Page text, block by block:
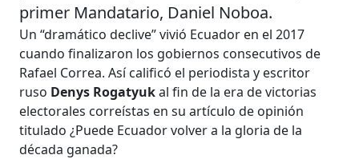
primer Mandatario, Daniel Noboa.
Un “dramático declive” vivió Ecuador en el 2017
cuando finalizaron los gobiernos consecutivos de
Rafael Correa. Así calificó el periodista y escritor
ruso Denys Rogatyukal fin de la era de victorias
electorales correístas en su artículo de opinión
titulado ¿Puede Ecuador volver a la gloria de la
década ganada?